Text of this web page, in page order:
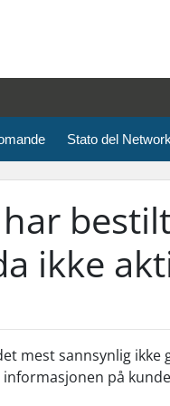
Stato del Network
har
ikke
mest sannsynlig
informasjonen på